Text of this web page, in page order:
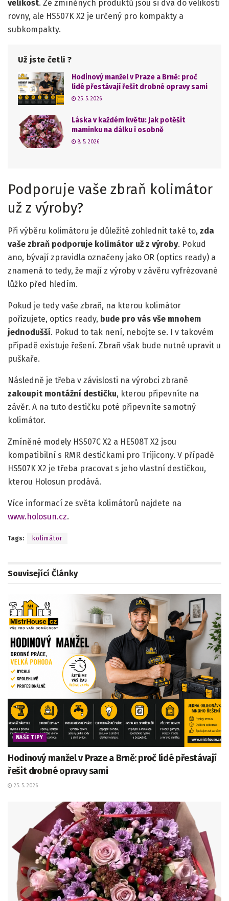
velikost. Ze zmíněných produktů jsou si dva do velikosti
rovny, ale HS507K X2 je určený pro kompakty a
subkompakty.
Už jste četli ?
Hodinový manžel v Praze a Brně: proč
lidé přestávají řešit drobné opravy sami
25. 5. 2026
Láska v každém květu: Jak potěšit
maminku na dálku i osobně
8. 5. 2026
Podporuje vaše zbraň kolimátor
už z výroby?
Při výběru kolimátoru je důležité zohlednit také to, zda
vaše zbraň podporuje kolimátor už z výroby. Pokud
ano, bývají zpravidla označeny jako OR (optics ready) a
znamená to tedy, že mají z výroby v závěru vyfrézované
lůžko před hledím.
Pokud je tedy vaše zbraň, na kterou kolimátor
pořizujete, optics ready, bude pro vás vše mnohem
jednodušší. Pokud to tak není, nebojte se. I v takovém
případě existuje řešení. Zbraň však bude nutné upravit u
puškaře.
Následně je třeba v závislosti na výrobci zbraně
zakoupit montážní destičku, kterou připevníte na
závěr. A na tuto destičku poté připevníte samotný
kolimátor.
Zmíněné modely HS507C X2 a HE508T X2 jsou
kompatibilní s RMR destičkami pro Trijicony. V případě
HS507K X2 je třeba pracovat s jeho vlastní destičkou,
kterou Holosun prodává.
Více informací ze světa kolimátorů najdete na
www.holosun.cz.
Tags: kolimátor
Související Články
NAŠE TIPY
Hodinový manžel v Praze a Brně: proč lidé přestávají
řešit drobné opravy sami
25. 5. 2026